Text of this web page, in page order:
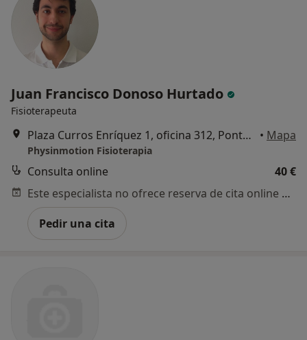
Juan Francisco Donoso Hurtado
Fisioterapeuta
Plaza Curros Enríquez 1, oficina 312, Pontevedra • Mapa
Physinmotion Fisioterapia
Consulta online
40 €
Este especialista no ofrece reserva de cita online en esta dirección.
Pedir una cita